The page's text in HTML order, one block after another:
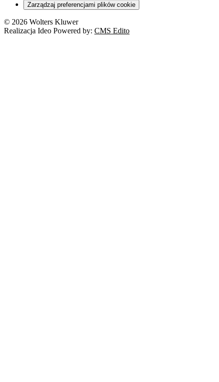
Zarządzaj preferencjami plików cookie
© 2026 Wolters Kluwer
Realizacja Ideo Powered by: CMS Edito